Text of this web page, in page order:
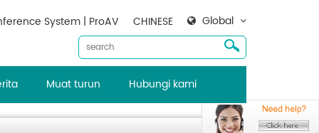
Global
CHINESE
System | ProAV
Muat turun Hubungi kami